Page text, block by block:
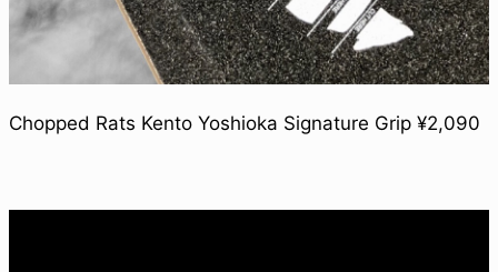
Chopped Rats Kento Yoshioka Signature Grip ¥2,090